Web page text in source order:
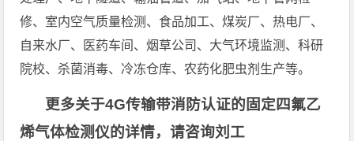
修、室内空气质量检测、食品加工、煤炭厂、热电厂、
自来水厂、医药车间、烟草公司、大气环境监测、科研
院校、杀菌消毒、冷冻仓库、农药化肥虫剂生产等。
更多关于4G传输带消防认证的固定四氟乙
烯气体检测仪的详情，请咨询刘工